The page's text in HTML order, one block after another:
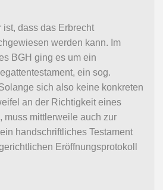
dass das Erbrecht
werden kann. Im
BGH ging es um ein
ein sog.
sich also keine konkreten
an der Richtigkeit eines
muss mittlerweile auch zur
handschriftliches Testament
Eröffnungsprotokoll